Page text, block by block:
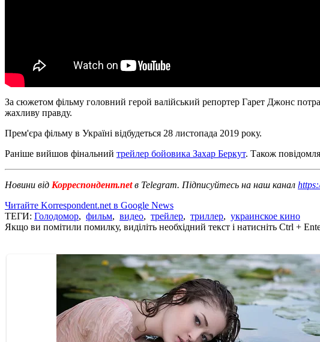
За сюжетом фільму головний герой валійський репортер Гарет Джонс
жахливу правду.
Прем'єра фільму в Україні відбудеться 28 листопада 2019 року.
Раніше вийшов фінальний трейлер бойовика Захар Беркут. Також
Новини від Корреспондент.netв Telegram. Підписуйтесь на наш канал
Читайте Korrespondent.net в Google News
ТЕГИ: Голодомор, фильм, видео, трейлер, триллер, украинское кино
Якщо ви помітили помилку, виділіть необхідний текст і натисніть Ctrl +